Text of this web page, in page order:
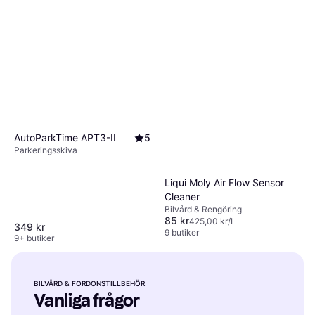
AutoParkTime APT3-II 5
Parkeringsskiva
349 kr
9+ butiker
Liqui Moly Air Flow Sensor
Cleaner
Bilvård & Rengöring
85 kr425,00 kr/L
9 butiker
BILVÅRD & FORDONSTILLBEHÖR
Vanliga frågor